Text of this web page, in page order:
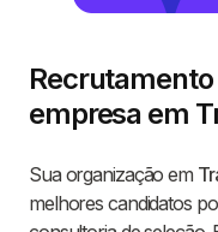
empresa em
Sua organização em
melhores candidatos